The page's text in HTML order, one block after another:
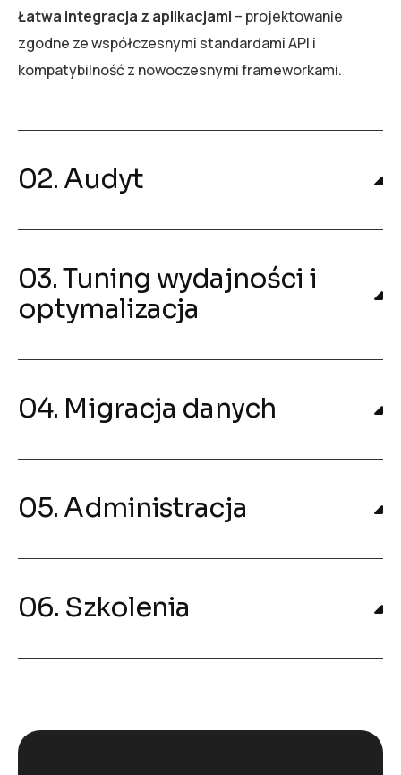
Łatwa integracja z aplikacjami – projektowanie
zgodne ze współczesnymi standardami API i
kompatybilność z nowoczesnymi frameworkami.
02. Audyt
03. Tuning wydajności i
optymalizacja
04. Migracja danych
05. Administracja
06. Szkolenia